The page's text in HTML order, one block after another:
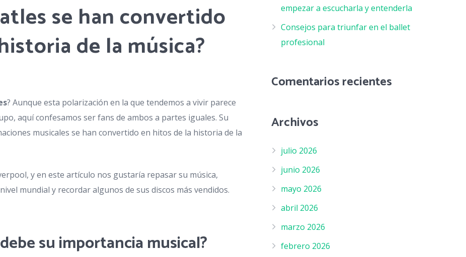
se han convertido
de la música?
? Aunque esta polarización en la que tendemos a vivir parece
aquí confesamos ser fans de ambos a partes iguales. Su
musicales se han convertido en hitos de la historia de la
y en este artículo nos gustaría repasar su música,
mundial y recordar algunos de sus discos más vendidos.
su importancia musical?
empezar a escucharla y entenderla
Consejos para triunfar en el ballet
profesional
Comentarios recientes
Archivos
julio 2026
junio 2026
mayo 2026
abril 2026
marzo 2026
febrero 2026